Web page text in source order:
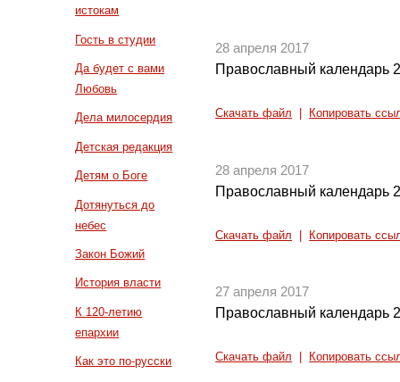
истокам
Гость в студии
Да будет с вами
Любовь
Дела милосердия
Детская редакция
Детям о Боге
Дотянуться до
небес
Закон Божий
История власти
К 120-летию
епархии
Как это по-русски
28 апреля 2017
Православный календарь
Скачать файл Копировать
28 апреля 2017
Православный календарь
Скачать файл Копировать
27 апреля 2017
Православный календарь
Скачать файл Копировать